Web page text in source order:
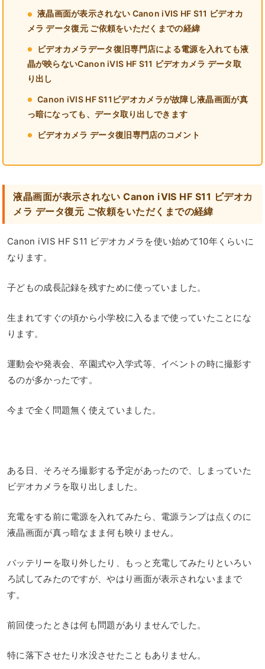
液晶画面が表示されない Canon iVIS HF S11 ビデオカ
メラ データ復元 ご依頼をいただくまでの経緯
ビデオカメラデータ復旧専門店による電源を入れても液
晶が映らないCanon iVIS HF S11 ビデオカメラ データ取
り出し
Canon iVIS HF S11ビデオカメラが故障し液晶画面が真
っ暗になっても、データ取り出しできます
ビデオカメラ データ復旧専門店のコメント
液晶画面が表示されない Canon iVIS HF S11 ビデオカ
メラ データ復元 ご依頼をいただくまでの経緯
Canon iVIS HF S11 ビデオカメラを使い始めて10年くらいに
なります。
子どもの成長記録を残すために使っていました。
生まれてすぐの頃から小学校に入るまで使っていたことにな
ります。
運動会や発表会、卒園式や入学式等、イベントの時に撮影す
るのが多かったです。
今まで全く問題無く使えていました。
ある日、そろそろ撮影する予定があったので、しまっていた
ビデオカメラを取り出しました。
充電をする前に電源を入れてみたら、電源ランプは点くのに
液晶画面が真っ暗なまま何も映りません。
バッテリーを取り外したり、もっと充電してみたりといろい
ろ試してみたのですが、やはり画面が表示されないままで
す。
前回使ったときは何も問題がありませんでした。
特に落下させたり水没させたこともありません。